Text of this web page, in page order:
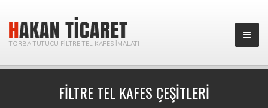
TORBA TUTUCU FILTRE TEL KAFES İMALATI
FILTRE TEL KAFES ÇEŞITLERI